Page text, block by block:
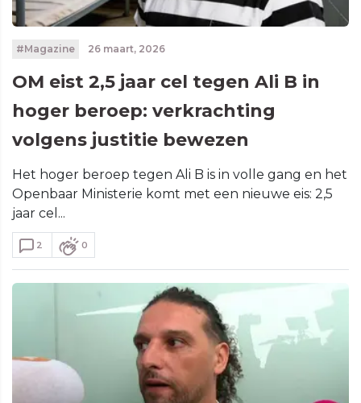
#Magazine 26 maart, 2026
OM eist 2,5 jaar cel tegen Ali B in
hoger beroep: verkrachting
volgens justitie bewezen
Het hoger beroep tegen Ali B is in volle gang en het
Openbaar Ministerie komt met een nieuwe eis: 2,5
jaar cel...
2 0